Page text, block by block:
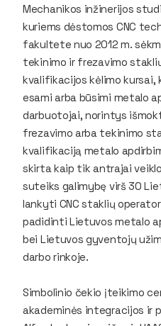
Mechanikos inžinerijos
kuriems dėstomos CNC
fakultete nuo 2012 m.
tekinimo ir frezavimo
kvalifikacijos kėlimo kursai,
esami arba būsimi metalo
darbuotojai, norintys
frezavimo arba tekinimo
kvalifikaciją metalo
skirta kaip tik antrajai
suteiks galimybę virš 30
lankyti CNC staklių
padidinti Lietuvos metalo
bei Lietuvos gyventojų
darbo rinkoje.
Simbolinio čekio įteikimo
akademinės integracijos ir